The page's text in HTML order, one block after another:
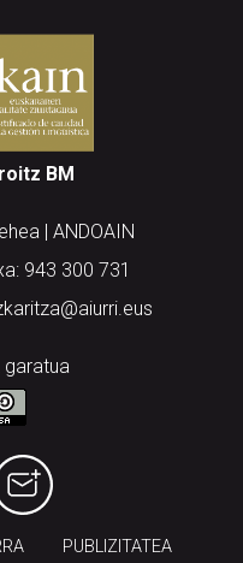
BM
| ANDOAIN
943 300 731
PUBLIZITATEA